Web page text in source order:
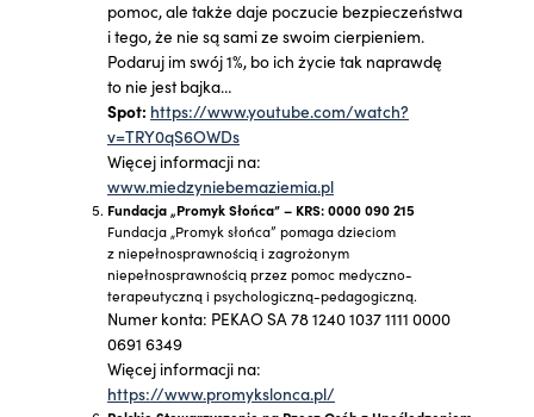
pomoc, ale także daje poczucie bezpieczeństwa
i tego, że nie są sami ze swoim cierpieniem.
Podaruj im swój 1%, bo ich życie tak naprawdę
to nie jest bajka…
Spot: https://www.youtube.com/watch?
v=TRY0qS6OWDs
Więcej informacji na:
www.miedzyniebemaziemia.pl
Fundacja „Promyk Słońca” – KRS: 0000 090 215
Fundacja „Promyk słońca” pomaga dzieciom
z niepełnosprawnością i zagrożonym
niepełnosprawnością przez pomoc medyczno-
terapeutyczną i psychologiczną-pedagogiczną.
Numer konta: PEKAO SA 78 1240 1037 1111 0000
0691 6349
Więcej informacji na:
https://www.promykslonca.pl/